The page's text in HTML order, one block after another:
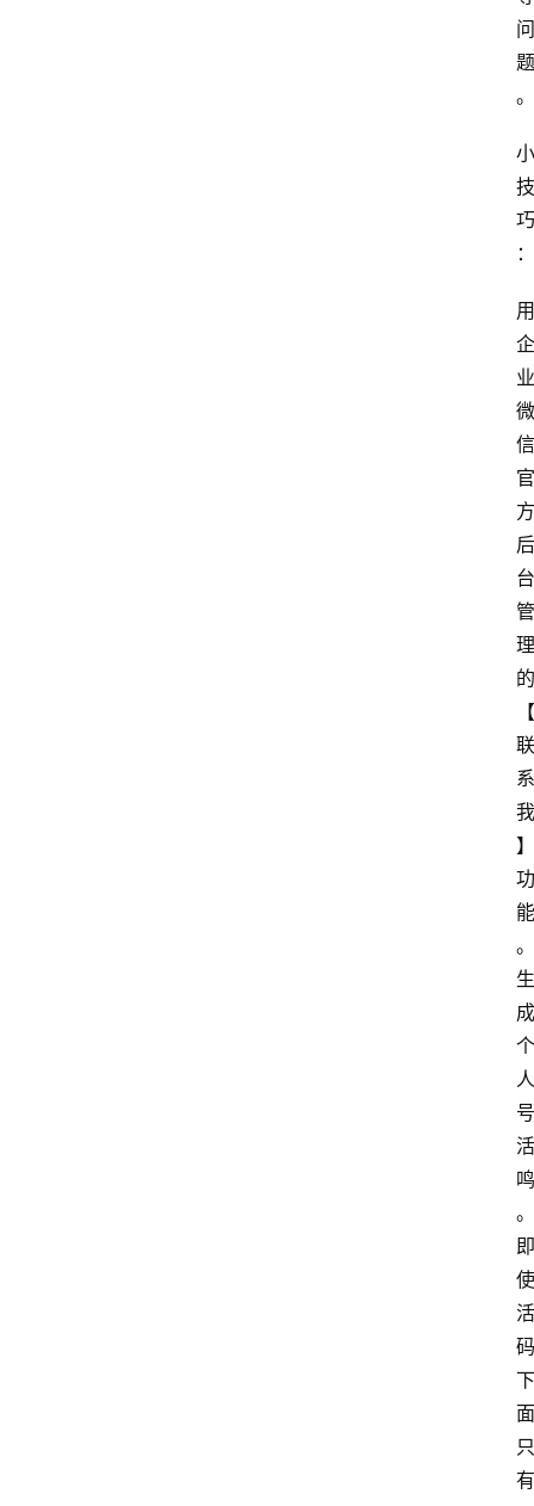
问
题
。
小
技
巧
：
用
企
业
微
信
官
方
后
台
管
理
的
【
联
系
我
】
功
能
。
生
成
个
人
号
活
鸣
。
即
使
活
码
下
面
只
有